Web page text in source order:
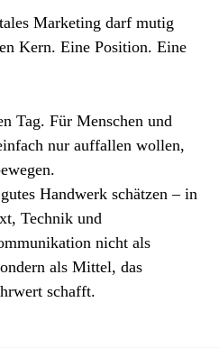
Marketing darf mutig
Kern. Eine Position. Eine
Tag. Für Menschen und
nur auffallen wollen,
Handwerk schätzen – in
Technik und
nicht als
als Mittel, das
schafft.